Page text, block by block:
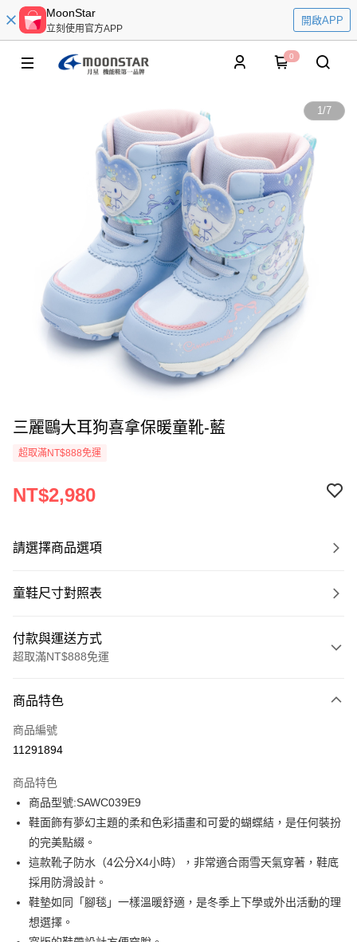
MoonStar
立刻使用官方APP
開啟APP
0
1/7
三麗鷗大耳狗喜拿保暖童靴-藍
超取滿NT$888免運
NT$2,980
請選擇商品選項
童鞋尺寸對照表
付款與運送方式
超取滿NT$888免運
信用卡一次付款
信用卡分期付款
合作金庫商業銀行
華南商業銀行
上海商業儲蓄銀行
台北富邦商業銀行
國泰世華商業銀行
臺灣中小企業銀行
台中商業銀行
匯豐（台灣）商業銀行
聯邦商業銀行
元大商業銀行
永豐商業銀行
玉山商業銀行
6 期 0 利率 每期
華南商業銀行
彰化商業銀行
上海商業儲蓄銀行
國泰世華商業銀行
兆豐國際商業銀行
臺灣中小企業銀行
匯豐（台灣）商業銀行
華泰商業銀行
聯邦商業銀行
元大商業銀行
12 期 0 利率 每期
合作金庫商業銀行
上海商業儲蓄銀行
台北富邦商業銀行
國泰世華商業銀行
臺灣中小企業銀行
台中商業銀行
匯豐（台灣）商業銀行
聯邦商業銀行
LINE Pay
Apple Pay
街口支付
悠遊付
商品特色
商品編號
11291894
商品特色
商品型號:SAWC039E9
鞋面飾有夢幻主題的柔和色彩插畫和可愛的蝴蝶結，是任何裝扮
的完美點綴。
這款靴子防水（4公分X4小時），非常適合雨雪天氣穿著，鞋底
採用防滑設計。
鞋墊如同「腳毯」一樣溫暖舒適，是冬季上下學或外出活動的理
想選擇。